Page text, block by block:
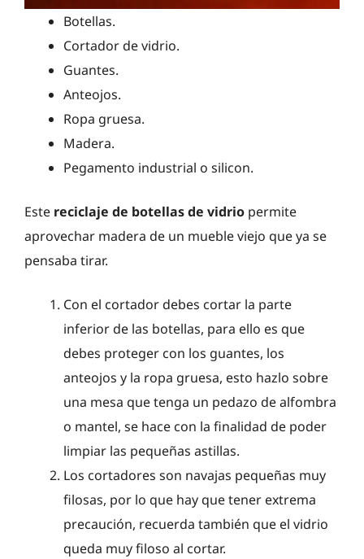
Botellas.
Cortador de vidrio.
Guantes.
Anteojos.
Ropa gruesa.
Madera.
Pegamento industrial o silicon.
Este reciclaje de botellas de vidrio permite
aprovechar madera de un mueble viejo que ya se
pensaba tirar.
Con el cortador debes cortar la parte
inferior de las botellas, para ello es que
debes proteger con los guantes, los
anteojos y la ropa gruesa, esto hazlo sobre
una mesa que tenga un pedazo de alfombra
o mantel, se hace con la finalidad de poder
limpiar las pequeñas astillas.
Los cortadores son navajas pequeñas muy
filosas, por lo que hay que tener extrema
precaución, recuerda también que el vidrio
queda muy filoso al cortar.